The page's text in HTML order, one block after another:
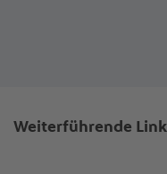
Weiterführende